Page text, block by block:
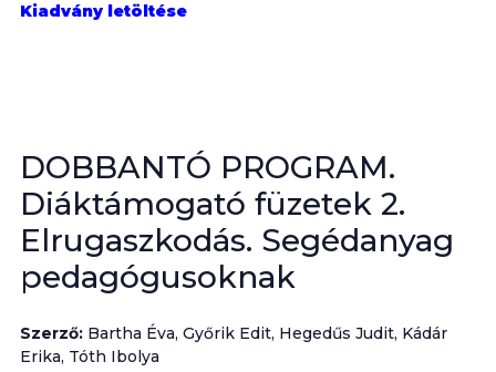
Kiadvány letöltése
DOBBANTÓ PROGRAM.
Diáktámogató füzetek 2.
Elrugaszkodás. Segédanyag
pedagógusoknak
Szerző:Bartha Éva, Győrik Edit, Hegedűs Judit, Kádár
Erika, Tóth Ibolya